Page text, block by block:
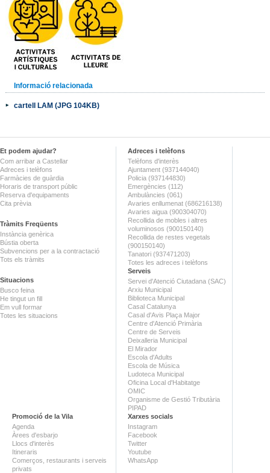
Informació relacionada
cartell LAM (JPG 104KB)
Et podem ajudar?
Com arribar a Castellar
Adreces i telèfons
Farmàcies de guàrdia
Horaris de transport públic
Reserva d'equipaments
Cita prèvia
Tràmits Freqüents
Instància genèrica
Bústia oberta
Subvencions per a la contractació
Tots els tràmits
Situacions
Busco feina
He tingut un fill
Em vull formar
Totes les situacions
Adreces i telèfons
Telèfons d'interès
Ajuntament (937144040)
Policia (937144830)
Emergències (112)
Ambulàncies (061)
Avaries enllumenat (686216138)
Avaries aigua (900304070)
Recollida de mobles i altres
voluminosos (900150140)
Recollida de restes vegetals
(900150140)
Tanatori (937471203)
Totes les adreces i telèfons
Serveis
Servei d'Atenció Ciutadana (SAC)
Arxiu Municipal
Biblioteca Municipal
Casal Catalunya
Casal d'Avis Plaça Major
Centre d'Atenció Primària
Centre de Serveis
Deixalleria Municipal
El Mirador
Escola d'Adults
Escola de Música
Ludoteca Municipal
Oficina Local d'Habitatge
OMIC
Organisme de Gestió Tributària
PIPAD
Promoció de la Vila
Agenda
Àrees d'esbarjo
Llocs d'interès
Itineraris
Comerços, restaurants i serveis
privats
Xarxes socials
Instagram
Facebook
Twitter
Youtube
WhatsApp